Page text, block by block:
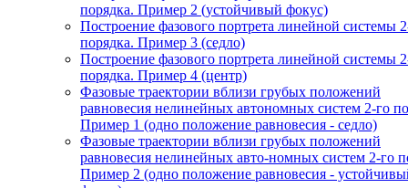
порядка. Пример 2 (устойчивый фокус)
Построение фазового портрета линейной системы
порядка. Пример 3 (седло)
Построение фазового портрета линейной системы
порядка. Пример 4 (центр)
Фазовые траектории вблизи грубых положений
равновесия нелинейных автономных систем 2-го
Пример 1 (одно положение равновесия - седло)
Фазовые траектории вблизи грубых положений
равновесия нелинейных авто-номных систем 2-го
Пример 2 (одно положение равновесия -